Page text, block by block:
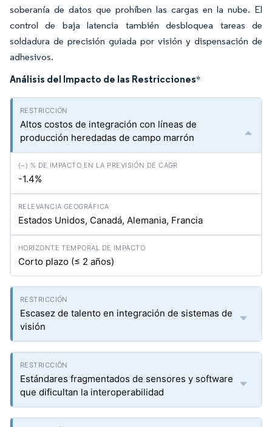
soberanía de datos que prohíben las cargas en la nube. El
control de baja latencia también desbloquea tareas de
soldadura de precisión guiada por visión y dispensación de
adhesivos.
Análisis del Impacto de las Restricciones*
Altos costos de integración con líneas de
producción heredadas de campo marrón
-1.4%
Estados Unidos, Canadá, Alemania, Francia
Corto plazo (≤ 2 años)
Escasez de talento en integración de sistemas de
visión
Estándares fragmentados de sensores y software
que dificultan la interoperabilidad